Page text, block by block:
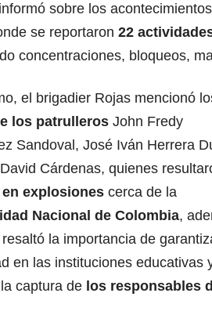
sobre los
se reportaron 22
concentraciones, bloqueos,
el brigadier Rojas mencionó
los patrulleros John Fredy
Sandoval, José Iván Herrera
Cárdenas, quienes
explosiones cerca de la
Nacional de Colombia,
la importancia de
en las instituciones educativas
captura de los responsables